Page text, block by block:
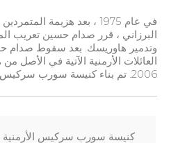
في عام 1975 ، بعد هزيمة
البرزاني ، قرر صدام حسين تعريب
العائلات الأرمنية الآتية في الأصل
2006. تم بناء كنيسة سورب سركيس الجديدة في عام 2010.
كنيسة سورب سركيس الأرمنية